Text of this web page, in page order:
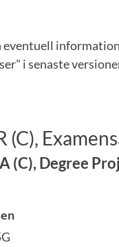
eventuell
i senaste
(C),
(C), Degree